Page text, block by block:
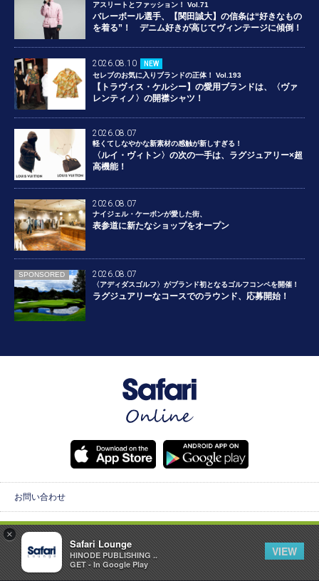
×
Safari Lounge
HINODE PUBLISHING ..
GET - In Google Play
VIEW
アスリートとファッション！ Vol.71
バレーボール選手、【関田誠大】の信条は“好きなもの
を着る”！ デニム好きが高じてヴィンテージに傾倒！
2026.08.10
NEW
セレブのお気に入りブランドの正体！ Vol.193
【トラヴィス・ケルシー】の愛用ブランドは、〈ヴァ
レンティノ〉の開襟シャツ！
2026.08.07
軽くてしなやかな新素材の感触が新しすぎる！
〈ルイ・ヴィトン〉の次の一手は、ラグジュアリー×超
高機能！
2026.08.07
ナイジェル・ケーボンが愛した街、
表参道に新たなショップをオープン
SPONSORED 2026.08.07
〈アディダスゴルフ〉がブランド初となるゴルフコンペを開催！
ラグジュアリーなコースでのラウンド、応募開始！
お問い合わせ
広告掲載について
個人情報保護方針